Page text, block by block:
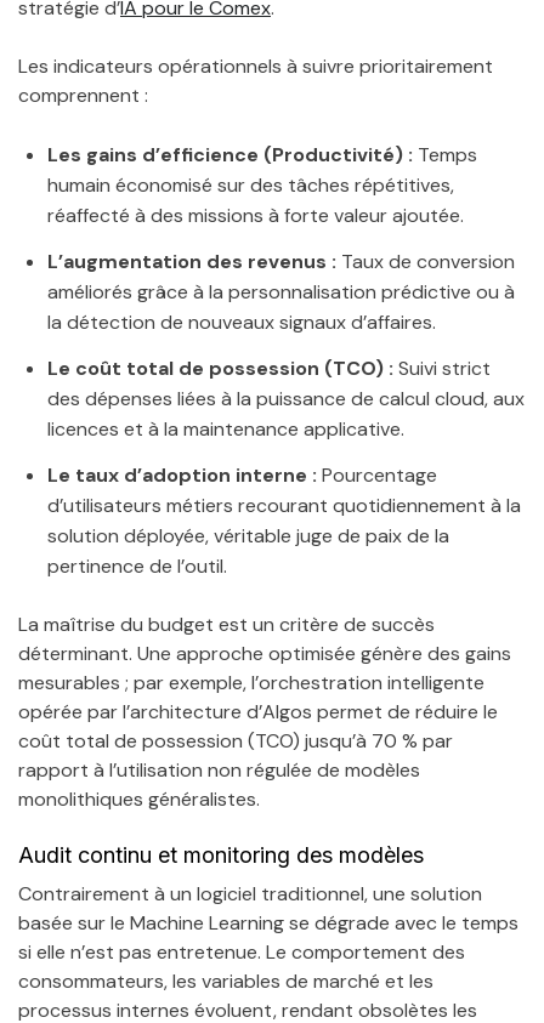
stratégie d’IA pour le Comex.
Les indicateurs opérationnels à suivre prioritairement
comprennent :
Les gains d’efficience (Productivité) : Temps
humain économisé sur des tâches répétitives,
réaffecté à des missions à forte valeur ajoutée.
L’augmentation des revenus : Taux de conversion
améliorés grâce à la personnalisation prédictive ou à
la détection de nouveaux signaux d’affaires.
Le coût total de possession (TCO) : Suivi strict
des dépenses liées à la puissance de calcul cloud, aux
licences et à la maintenance applicative.
Le taux d’adoption interne : Pourcentage
d’utilisateurs métiers recourant quotidiennement à la
solution déployée, véritable juge de paix de la
pertinence de l’outil.
La maîtrise du budget est un critère de succès
déterminant. Une approche optimisée génère des gains
mesurables ; par exemple, l’orchestration intelligente
opérée par l’architecture d’Algos permet de réduire le
coût total de possession (TCO) jusqu’à 70 % par
rapport à l’utilisation non régulée de modèles
monolithiques généralistes.
Audit continu et monitoring des modèles
Contrairement à un logiciel traditionnel, une solution
basée sur le Machine Learning se dégrade avec le temps
si elle n’est pas entretenue. Le comportement des
consommateurs, les variables de marché et les
processus internes évoluent, rendant obsolètes les